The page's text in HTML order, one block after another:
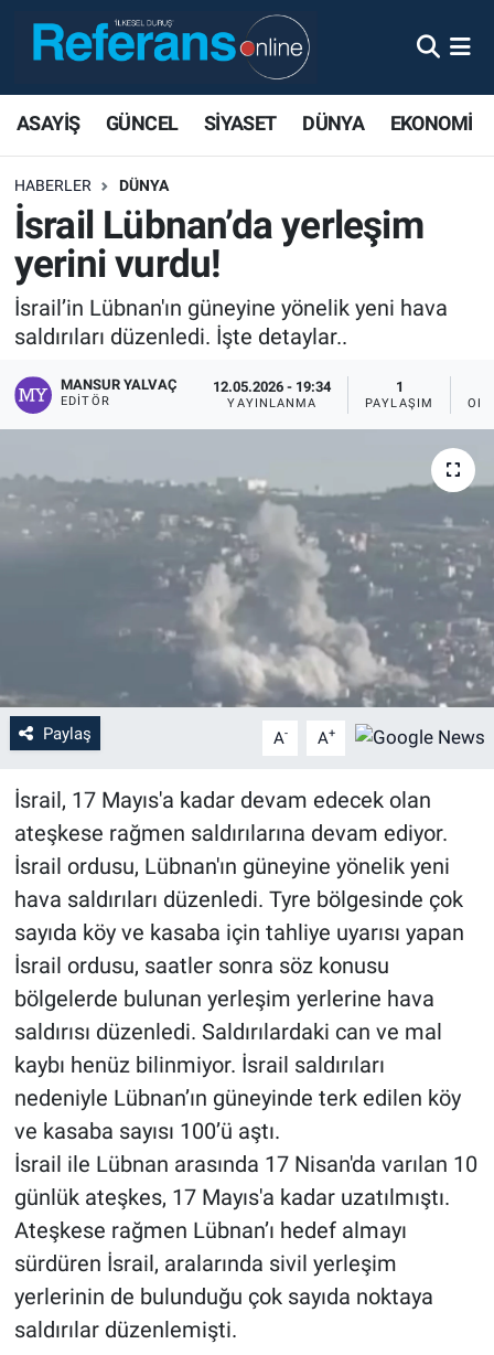
ASAYİŞ GÜNCEL SİYASET DÜNYA EKONOMİ
HABERLER DÜNYA
İsrail Lübnan’da yerleşim
yerini vurdu!
İsrail’in Lübnan'ın güneyine yönelik yeni hava
saldırıları düzenledi. İşte detaylar..
MANSUR YALVAÇ
EDITÖR
12.05.2026 - 19:34
YAYINLANMA
1
PAYLAŞIM
Paylaş A- A+
İsrail, 17 Mayıs'a kadar devam edecek olan
ateşkese rağmen saldırılarına devam ediyor.
İsrail ordusu, Lübnan'ın güneyine yönelik yeni
hava saldırıları düzenledi. Tyre bölgesinde çok
sayıda köy ve kasaba için tahliye uyarısı yapan
İsrail ordusu, saatler sonra söz konusu
bölgelerde bulunan yerleşim yerlerine hava
saldırısı düzenledi. Saldırılardaki can ve mal
kaybı henüz bilinmiyor. İsrail saldırıları
nedeniyle Lübnan’ın güneyinde terk edilen köy
ve kasaba sayısı 100’ü aştı.
İsrail ile Lübnan arasında 17 Nisan'da varılan 10
günlük ateşkes, 17 Mayıs'a kadar uzatılmıştı.
Ateşkese rağmen Lübnan’ı hedef almayı
sürdüren İsrail, aralarında sivil yerleşim
yerlerinin de bulunduğu çok sayıda noktaya
saldırılar düzenlemişti.